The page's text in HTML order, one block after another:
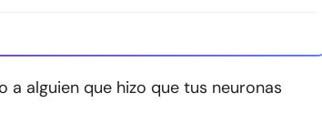
a alguien que hizo que tus neuronas